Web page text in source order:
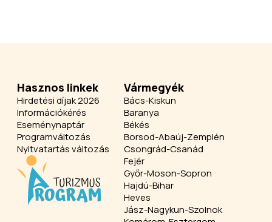
Hasznos linkek
Hirdetési díjak 2026
Információkérés
Eseménynaptár
Programváltozás
Nyitvatartás változás
Vármegyék
Bács-Kiskun
Baranya
Békés
Borsod-Abaúj-Zemplén
Csongrád-Csanád
Fejér
Győr-Moson-Sopron
Hajdú-Bihar
Heves
Jász-Nagykun-Szolnok